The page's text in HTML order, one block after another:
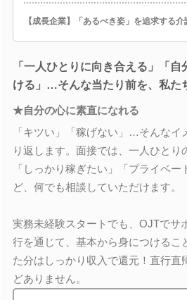
【成長企業】「あるべき姿」を追求する
「一人ひとりに向き合える」「
ける」…そんな当たり前を、私た
★自分の心に素直になれる
「キツい」「稼げない」…そんなイ
り返します。面接では、一人ひとり
「しっかり稼ぎたい」「プライベ
ど、何でも相談していただけます。
実務未経験スタートでも、OJTでサ
行を通じて、基本から身につけるこ
た分はしっかり収入で還元！直行直
どありません。